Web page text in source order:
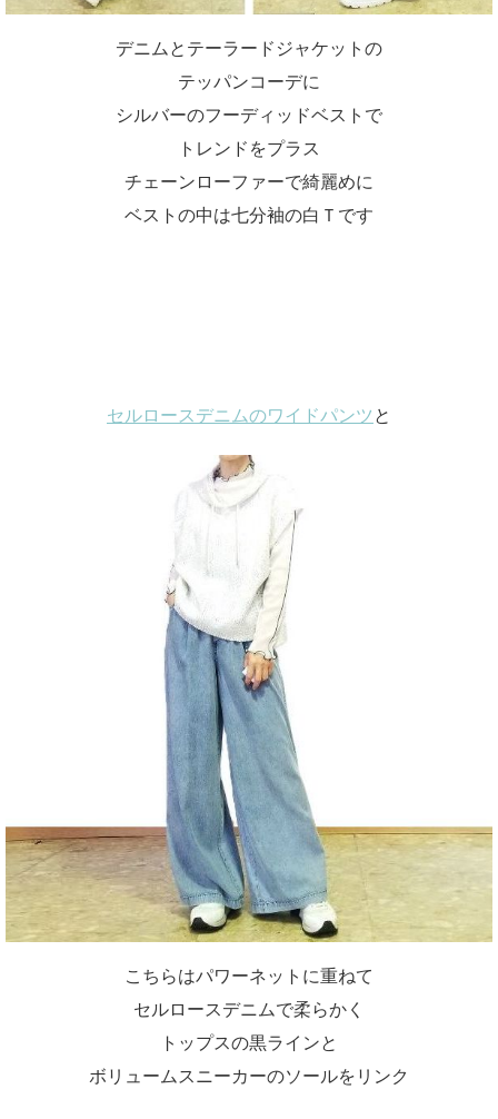
デニムとテーラードジャケットの
テッパンコーデに
シルバーのフーディッドベストで
トレンドをプラス
チェーンローファーで綺麗めに
ベストの中は七分袖の白Ｔです
セルロースデニムのワイドパンツ と
こちらはパワーネットに重ねて
セルロースデニムで柔らかく
トップスの黒ラインと
ボリュームスニーカーのソールをリンク